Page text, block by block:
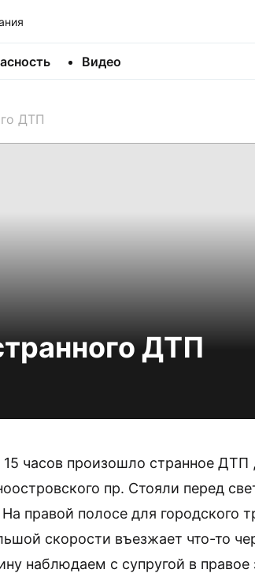
Видео
ДТП
ДТП
часов произошло странное ДТП ,
пр. Стояли перед
правой полосе для городского
скорости въезжает что-то
наблюдаем с супругой в правое